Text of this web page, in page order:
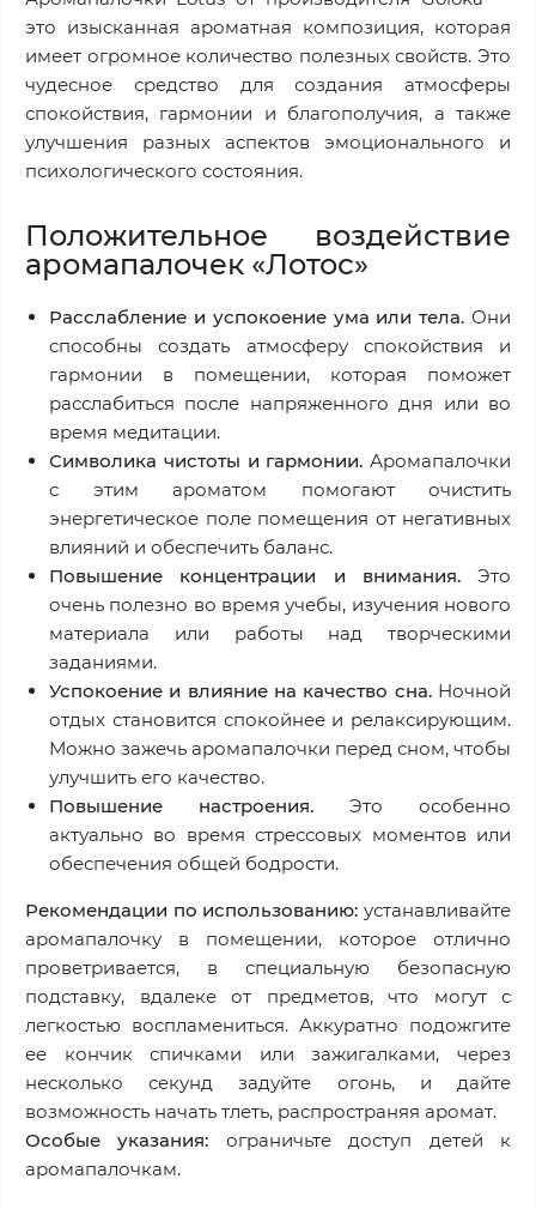
это изысканная ароматная композиция, которая
имеет огромное количество полезных свойств. Это
чудесное средство для создания атмосферы
спокойствия, гармонии и благополучия, а также
улучшения разных аспектов эмоционального и
психологического состояния.
Положительное воздействие
аромапалочек «Лотос»
Расслабление и успокоение ума или тела. Они
способны создать атмосферу спокойствия и
гармонии в помещении, которая поможет
расслабиться после напряженного дня или во
время медитации.
Символика чистоты и гармонии. Аромапалочки
с этим ароматом помогают очистить
энергетическое поле помещения от негативных
влияний и обеспечить баланс.
Повышение концентрации и внимания.Это
очень полезно во время учебы, изучения нового
материала или работы над творческими
заданиями.
Успокоение и влияние на качество сна.Ночной
отдых становится спокойнее и релаксирующим.
Можно зажечь аромапалочки перед сном, чтобы
улучшить его качество.
Повышение настроения. Это особенно
актуально во время стрессовых моментов или
обеспечения общей бодрости.
Рекомендации по использованию: устанавливайте
аромапалочку в помещении, которое отлично
проветривается, в специальную безопасную
подставку, вдалеке от предметов, что могут с
легкостью воспламениться. Аккуратно подожгите
ее кончик спичками или зажигалками, через
несколько секунд задуйте огонь, и дайте
возможность начать тлеть, распространяя аромат.
Особые указания: ограничьте доступ детей к
аромапалочкам.